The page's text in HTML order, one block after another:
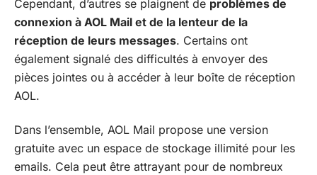
Cependant, d’autres se plaignent de problèmes de
connexion à AOL Mail et de la lenteur de la
réception de leurs messages. Certains ont
également signalé des difficultés à envoyer des
pièces jointes ou à accéder à leur boîte de réception
AOL.
Dans l’ensemble, AOL Mail propose une version
gratuite avec un espace de stockage illimité pour les
emails. Cela peut être attrayant pour de nombreux